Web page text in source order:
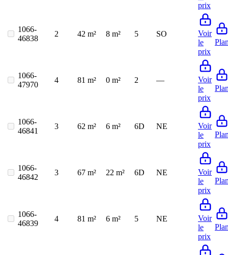
prix
1066-
46838
2 42 m² 8 m² 5 SO
Voir
le
prix
1066-
47970
4 81 m² 0 m² 2 —
Voir
le
prix
1066-
46841
3 62 m² 6 m² 6D NE
Voir
le
prix
1066-
46842
3 67 m² 22 m² 6D NE
Voir
le
prix
1066-
46839
4 81 m² 6 m² 5 NE
Voir
le
prix